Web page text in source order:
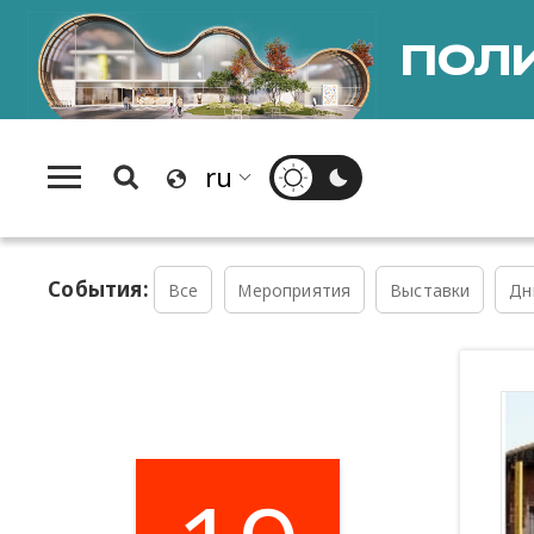
События: Все Мероприятия Выставки